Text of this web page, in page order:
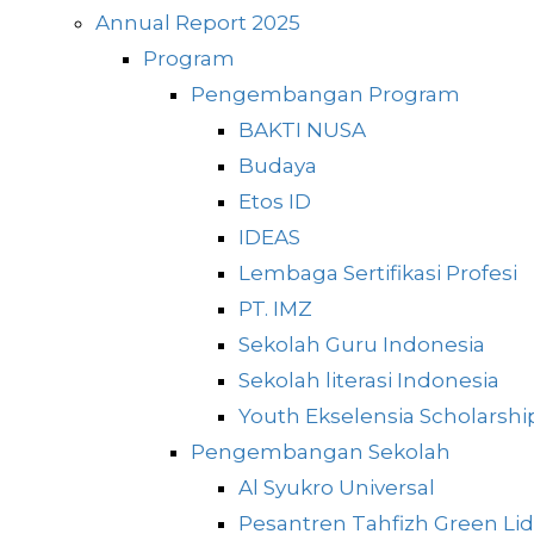
Annual Report 2025
Program
Pengembangan Program
BAKTI NUSA
Budaya
Etos ID
IDEAS
Lembaga Sertifikasi Profesi
PT. IMZ
Sekolah Guru Indonesia
Sekolah literasi Indonesia
Youth Ekselensia
Pengembangan Sekolah
Al Syukro Universal
Pesantren Tahfizh Green